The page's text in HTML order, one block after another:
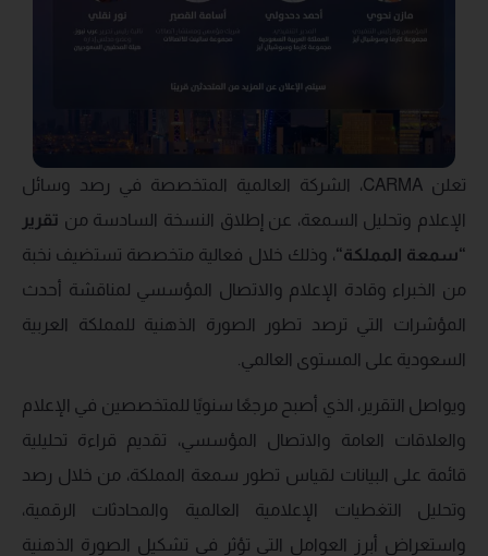
تعلن CARMA، الشركة العالمية المتخصصة في رصد وسائل
الإعلام وتحليل السمعة، عن إطلاق النسخة السادسة من تقرير
“سمعة المملكة“، وذلك خلال فعالية متخصصة تستضيف نخبة
من الخبراء وقادة الإعلام والاتصال المؤسسي لمناقشة أحدث
المؤشرات التي ترصد تطور الصورة الذهنية للمملكة العربية
السعودية على المستوى العالمي.
ويواصل التقرير، الذي أصبح مرجعًا سنويًا للمتخصصين في الإعلام
والعلاقات العامة والاتصال المؤسسي، تقديم قراءة تحليلية
قائمة على البيانات لقياس تطور سمعة المملكة، من خلال رصد
وتحليل التغطيات الإعلامية العالمية والمحادثات الرقمية،
واستعراض أبرز العوامل التي تؤثر في تشكيل الصورة الذهنية